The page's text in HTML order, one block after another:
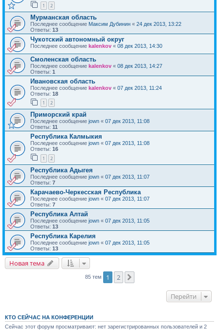
1 2
Мурманская область
Последнее сообщение Максим Дубинин « 24 дек 2013, 13:22
Ответы: 13
Чукотский автономный округ
Последнее сообщение kalenkov « 08 дек 2013, 14:30
Смоленская область
Последнее сообщение kalenkov « 08 дек 2013, 14:27
Ответы: 1
Ивановская область
Последнее сообщение kalenkov « 07 дек 2013, 11:24
Ответы: 18
1 2
Приморский край
Последнее сообщение jown « 07 дек 2013, 11:08
Ответы: 11
Республика Калмыкия
Последнее сообщение jown « 07 дек 2013, 11:08
Ответы: 16
1 2
Республика Адыгея
Последнее сообщение jown « 07 дек 2013, 11:07
Ответы: 7
Карачаево-Черкесская Республика
Последнее сообщение jown « 07 дек 2013, 11:07
Ответы: 7
Республика Алтай
Последнее сообщение jown « 07 дек 2013, 11:05
Ответы: 13
Республика Карелия
Последнее сообщение jown « 07 дек 2013, 11:05
Ответы: 13
Новая тема
85 тем 1 2
Перейти
КТО СЕЙЧАС НА КОНФЕРЕНЦИИ
Сейчас этот форум просматривают: нет зарегистрированных пользователей и 2